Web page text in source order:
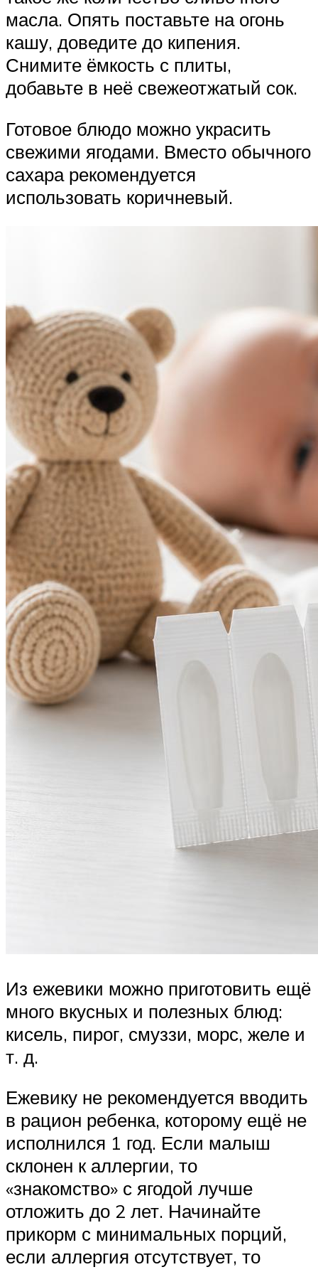
масла. Опять поставьте на огонь
кашу, доведите до кипения.
Снимите ёмкость с плиты,
добавьте в неё свежеотжатый сок.
Готовое блюдо можно украсить
свежими ягодами. Вместо обычного
сахара рекомендуется
использовать коричневый.
Из ежевики можно приготовить ещё
много вкусных и полезных блюд:
кисель, пирог, смуззи, морс, желе и
т. д.
Ежевику не рекомендуется вводить
в рацион ребенка, которому ещё не
исполнился 1 год. Если малыш
склонен к аллергии, то
«знакомство» с ягодой лучше
отложить до 2 лет. Начинайте
прикорм с минимальных порций,
если аллергия отсутствует, то